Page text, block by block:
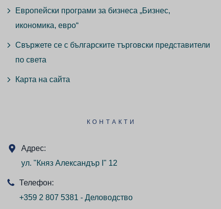
Европейски програми за бизнеса „Бизнес,
икономика, евро“
Свържете се с българските търговски представители
по света
Карта на сайта
КОНТАКТИ
Адрес:
ул. "Княз Александър I" 12
Телефон:
+359 2 807 5381 - Деловодство